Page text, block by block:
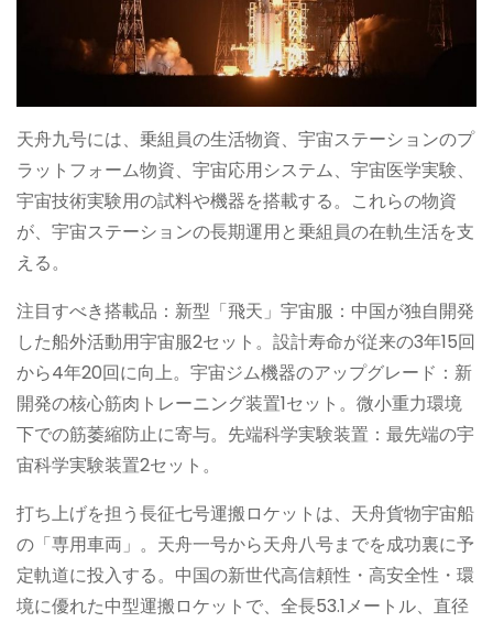
天舟九号には、乗組員の生活物資、宇宙ステーションのプ
ラットフォーム物資、宇宙応用システム、宇宙医学実験、
宇宙技術実験用の試料や機器を搭載する。これらの物資
が、宇宙ステーションの長期運用と乗組員の在軌生活を支
える。
注目すべき搭載品：新型「飛天」宇宙服：中国が独自開発
した船外活動用宇宙服2セット。設計寿命が従来の3年15回
から4年20回に向上。宇宙ジム機器のアップグレード：新
開発の核心筋肉トレーニング装置1セット。微小重力環境
下での筋萎縮防止に寄与。先端科学実験装置：最先端の宇
宙科学実験装置2セット。
打ち上げを担う長征七号運搬ロケットは、天舟貨物宇宙船
の「専用車両」。天舟一号から天舟八号までを成功裏に予
定軌道に投入する。中国の新世代高信頼性・高安全性・環
境に優れた中型運搬ロケットで、全長53.1メートル、直径